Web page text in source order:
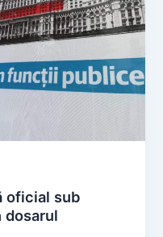
oficial sub
dosarul